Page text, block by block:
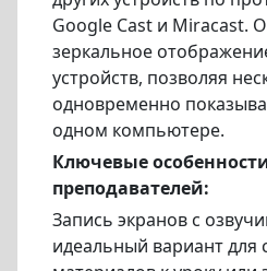
Google Cast и Miracast.
зеркальное
устройств, позволяя
одновременно
одном компьютере.
Ключевые
преподавателей:
Запись экранов с
идеальный вариант для